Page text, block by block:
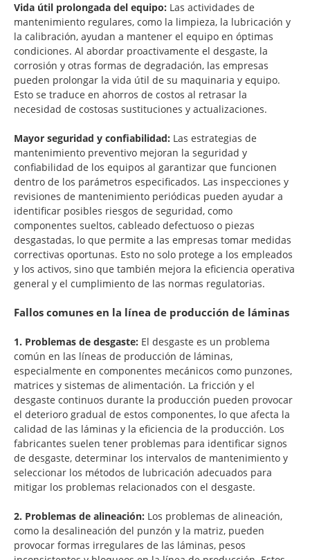
Vida útil prolongada del equipo: Las actividades de
mantenimiento regulares, como la limpieza, la lubricación y
la calibración, ayudan a mantener el equipo en óptimas
condiciones. Al abordar proactivamente el desgaste, la
corrosión y otras formas de degradación, las empresas
pueden prolongar la vida útil de su maquinaria y equipo.
Esto se traduce en ahorros de costos al retrasar la
necesidad de costosas sustituciones y actualizaciones.
Mayor seguridad y confiabilidad: Las estrategias de
mantenimiento preventivo mejoran la seguridad y
confiabilidad de los equipos al garantizar que funcionen
dentro de los parámetros especificados. Las inspecciones y
revisiones de mantenimiento periódicas pueden ayudar a
identificar posibles riesgos de seguridad, como
componentes sueltos, cableado defectuoso o piezas
desgastadas, lo que permite a las empresas tomar medidas
correctivas oportunas. Esto no solo protege a los empleados
y los activos, sino que también mejora la eficiencia operativa
general y el cumplimiento de las normas regulatorias.
Fallos comunes en la línea de producción de láminas
1. Problemas de desgaste: El desgaste es un problema
común en las líneas de producción de láminas,
especialmente en componentes mecánicos como punzones,
matrices y sistemas de alimentación. La fricción y el
desgaste continuos durante la producción pueden provocar
el deterioro gradual de estos componentes, lo que afecta la
calidad de las láminas y la eficiencia de la producción. Los
fabricantes suelen tener problemas para identificar signos
de desgaste, determinar los intervalos de mantenimiento y
seleccionar los métodos de lubricación adecuados para
mitigar los problemas relacionados con el desgaste.
2. Problemas de alineación: Los problemas de alineación,
como la desalineación del punzón y la matriz, pueden
provocar formas irregulares de las láminas, pesos